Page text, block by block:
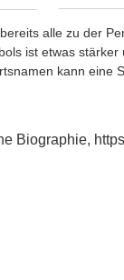
alle zu der
ist etwas
kann eine
Biographie,